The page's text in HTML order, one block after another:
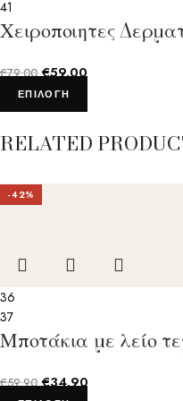
41
Χειροποιητες
€79.00 €59.00
ΕΠΙΛΟΓΉ
RELATED
-42%
36
37
Μποτάκια με λείο
€59.90 €34.90